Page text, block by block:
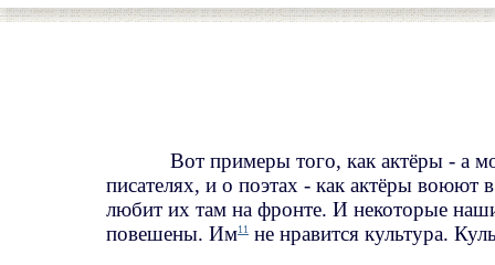
Вот примеры того, как актёры - а
писателях, и о поэтах - как актёры воюют
любит их там на фронте. И некоторые
повешены. Им11
не нравится культура.